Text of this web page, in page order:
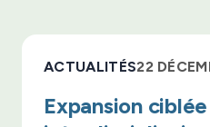
ACTUALITÉS22
Expansion